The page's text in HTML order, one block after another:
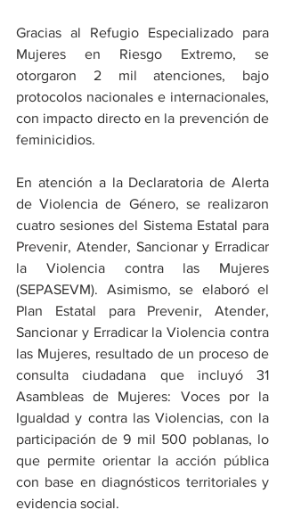
Gracias al Refugio Especializado para
Mujeres en Riesgo Extremo, se
otorgaron 2 mil atenciones, bajo
protocolos nacionales e internacionales,
con impacto directo en la prevención de
feminicidios.
En atención a la Declaratoria de Alerta
de Violencia de Género, se realizaron
cuatro sesiones del Sistema Estatal para
Prevenir, Atender, Sancionar y Erradicar
la Violencia contra las Mujeres
(SEPASEVM). Asimismo, se elaboró el
Plan Estatal para Prevenir, Atender,
Sancionar y Erradicar la Violencia contra
las Mujeres, resultado de un proceso de
consulta ciudadana que incluyó 31
Asambleas de Mujeres: Voces por la
Igualdad y contra las Violencias, con la
participación de 9 mil 500 poblanas, lo
que permite orientar la acción pública
con base en diagnósticos territoriales y
evidencia social.